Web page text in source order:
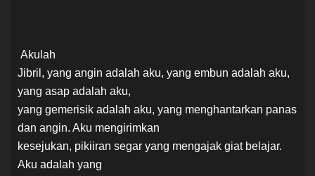
Akulah
Jibril, yang angin adalah aku, yang embun adalah aku,
yang asap adalah aku,
yang gemerisik adalah aku, yang menghantarkan panas
dan angin. Aku mengirimkan
kesejukan, pikiiran segar yang mengajak giat belajar.
Aku adalah yang